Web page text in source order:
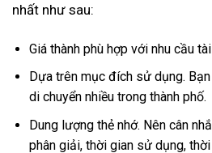
nhất như sau:
Giá thành phù hợp với nhu cầu
Dựa trên mục đích sử dụng.
di chuyển nhiều trong thành phố.
Dung lượng thẻ nhớ. Nên cân
phân giải, thời gian sử dụng,